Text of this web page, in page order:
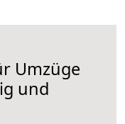
Umzüge
und